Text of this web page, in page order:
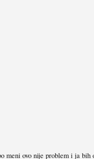
ovo nije problem i ja